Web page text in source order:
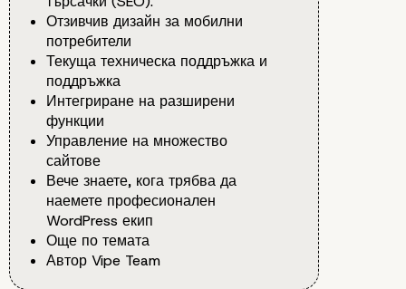
Отзивчив дизайн за мобилни
потребители
Текуща техническа поддръжка и
поддръжка
Интегриране на разширени
функции
Управление на множество
сайтове
Вече знаете, кога трябва да
наемете професионален
WordPress екип
Още по темата
Автор Vipe Team